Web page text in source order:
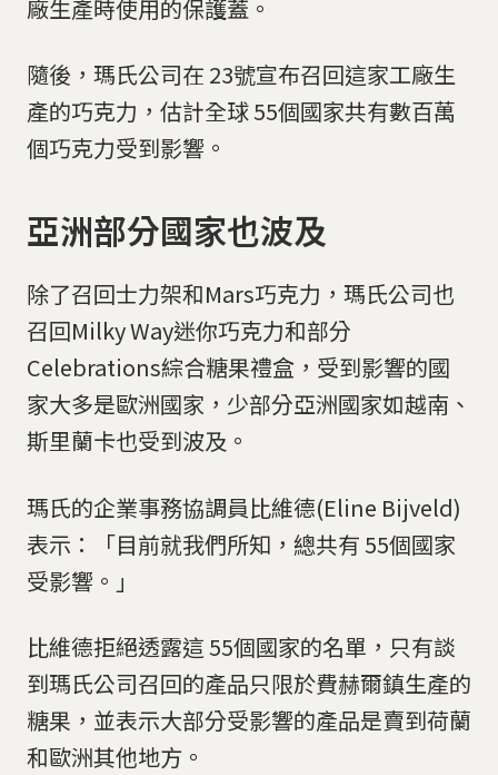
廠生產時使用的保護蓋。
隨後，瑪氏公司在 23號宣布召回這家工廠生
產的巧克力，估計全球 55個國家共有數百萬
個巧克力受到影響。
亞洲部分國家也波及
除了召回士力架和Mars巧克力，瑪氏公司也
召回Milky Way迷你巧克力和部分
Celebrations綜合糖果禮盒，受到影響的國
家大多是歐洲國家，少部分亞洲國家如越南、
斯里蘭卡也受到波及。
瑪氏的企業事務協調員比維德(Eline Bijveld)
表示：「目前就我們所知，總共有 55個國家
受影響。」
比維德拒絕透露這 55個國家的名單，只有談
到瑪氏公司召回的產品只限於費赫爾鎮生產的
糖果，並表示大部分受影響的產品是賣到荷蘭
和歐洲其他地方。